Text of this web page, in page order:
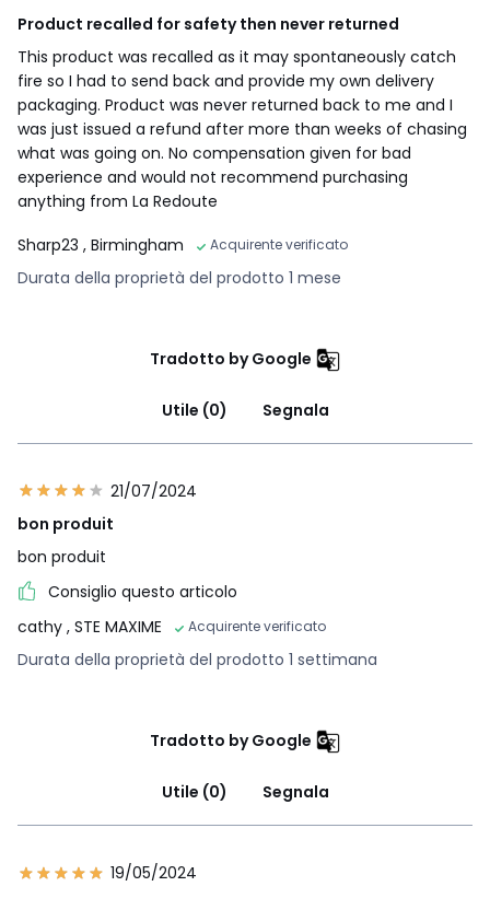
Product recalled for safety then never returned
This product was recalled as it may spontaneously catch
fire so I had to send back and provide my own delivery
packaging. Product was never returned back to me and I
was just issued a refund after more than weeks of chasing
what was going on. No compensation given for bad
experience and would not recommend purchasing
anything from La Redoute
Sharp23 , Birmingham Acquirente verificato
Durata della proprietà del prodotto 1 mese
Tradotto by Google
Utile (0) Segnala
21/07/2024
bon produit
bon produit
Consiglio questo articolo
cathy , STE MAXIME Acquirente verificato
Durata della proprietà del prodotto 1 settimana
Tradotto by Google
Utile (0) Segnala
19/05/2024